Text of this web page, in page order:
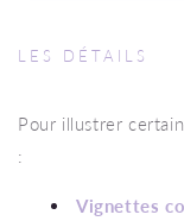
LES DÉTAILS
Pour illustrer
:
Vignettes